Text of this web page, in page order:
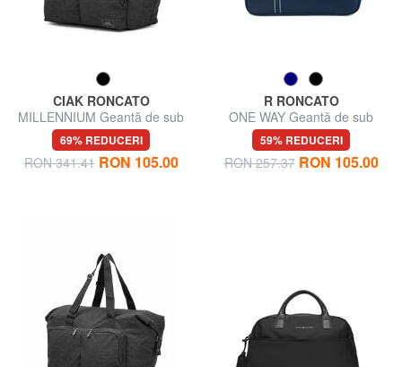
CIAK RONCATO
MILLENNIUM Geantă de sub
scaun
69% REDUCERI
RON 341.41 RON 105.00
R RONCATO
ONE WAY Geantă de sub
scaun
59% REDUCERI
RON 257.37 RON 105.00